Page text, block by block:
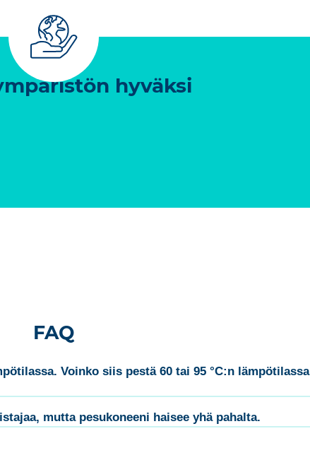
hyväksi
FAQ
Voinko siis pestä 60 tai 95 °C:n lämpötilassa
mutta pesukoneeni haisee yhä pahalta.